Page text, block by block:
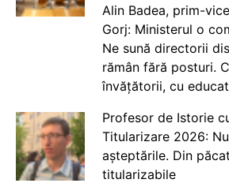
Alin Badea, prim-
Gorj: Ministerul o
Ne sună directorii
rămân fără posturi.
învățătorii, cu
Profesor de Istorie
Titularizare 2026:
așteptările. Din
titularizabile